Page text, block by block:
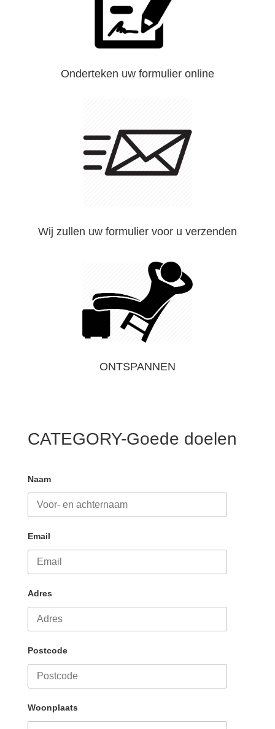
Onderteken uw formulier online
Wij zullen uw formulier voor u verzenden
ONTSPANNEN
CATEGORY-Goede doelen
Naam
Email
Adres
Postcode
Woonplaats